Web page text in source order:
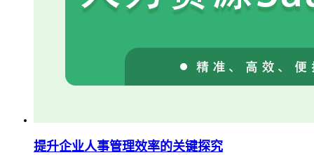
提升企业人事管理效率的关键探究